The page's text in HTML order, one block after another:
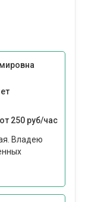
от 250 руб/час
Владею